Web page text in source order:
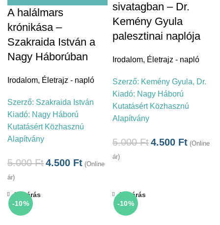
A halálmars
krónikása –
Szakraida István a
Nagy Háborúban
Irodalom, Életrajz - napló
Szerző: Szakraida István
Kiadó: Nagy Háború
Kutatásért Közhasznú
Alapítvány
5.000Ft4.500 Ft (Online
ár)
sivatagban – Dr.
Kemény Gyula
palesztinai naplója
Irodalom, Életrajz - napló
Szerző: Kemény Gyula, Dr.
Kiadó: Nagy Háború
Kutatásért Közhasznú
Alapítvány
5.000Ft4.500 Ft (Online
ár)
-10%
Bezárás
-10%
Bezárás